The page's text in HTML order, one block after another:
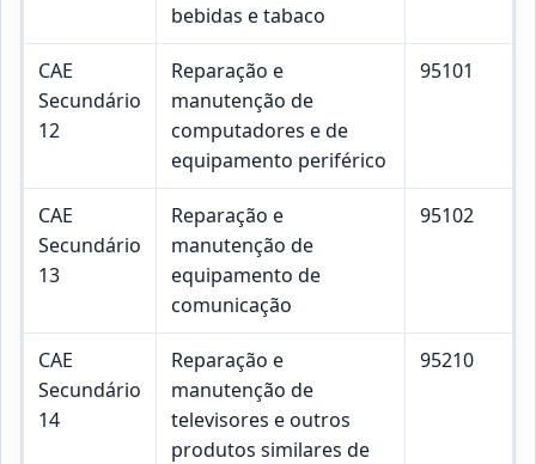
bebidas e tabaco
CAE
Secundário
12
Reparação e
manutenção de
computadores e de
equipamento periférico
95101
CAE
Secundário
13
Reparação e
manutenção de
equipamento de
comunicação
95102
CAE
Secundário
14
Reparação e
manutenção de
televisores e outros
produtos similares de
95210